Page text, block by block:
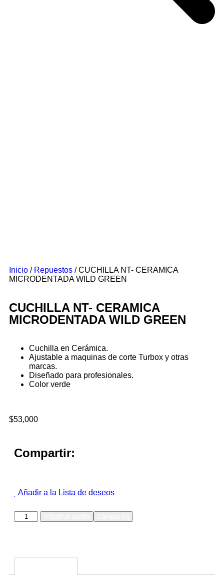
Inicio / Repuestos / CUCHILLA NT- CERAMICA
MICRODENTADA WILD GREEN
CUCHILLA NT- CERAMICA
MICRODENTADA WILD GREEN
Cuchilla en Cerámica.
Ajustable a maquinas de corte Turbox y otras
marcas.
Diseñado para profesionales.
Color verde
$53,000
Compartir:
Añadir a la Lista de deseos